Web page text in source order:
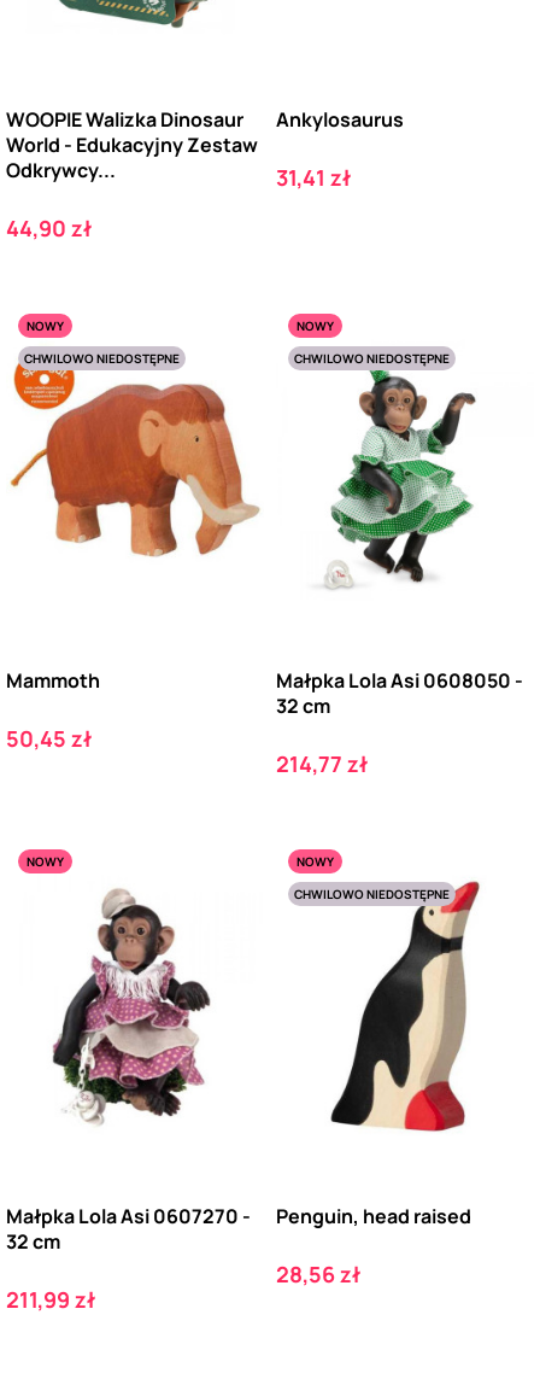
WOOPIE Walizka Dinosaur
World - Edukacyjny Zestaw
Odkrywcy...
Cena
44,90 zł
Ankylosaurus
Cena
31,41 zł
NOWY
CHWILOWO NIEDOSTĘPNE
Mammoth
Cena
50,45 zł
NOWY
CHWILOWO NIEDOSTĘPNE
Małpka Lola Asi 0608050 -
32 cm
Cena
214,77 zł
NOWY
Małpka Lola Asi 0607270 -
32 cm
Cena
211,99 zł
NOWY
CHWILOWO NIEDOSTĘPNE
Penguin, head raised
Cena
28,56 zł